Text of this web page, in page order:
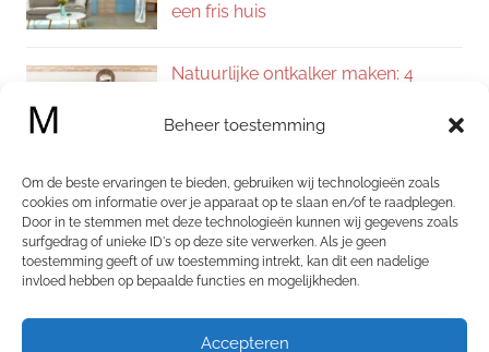
Beheer toestemming
Om de beste ervaringen te bieden, gebruiken wij technologieën zoals
cookies om informatie over je apparaat op te slaan en/of te raadplegen.
Door in te stemmen met deze technologieën kunnen wij gegevens zoals
surfgedrag of unieke ID's op deze site verwerken. Als je geen
toestemming geeft of uw toestemming intrekt, kan dit een nadelige
invloed hebben op bepaalde functies en mogelijkheden.
Accepteren
een fris huis
Natuurlijke ontkalker maken: 4
kalkvrij huis
Zelf allesreiniger maken: 4
natuurlijke recepten voor een
schoon en fris huis